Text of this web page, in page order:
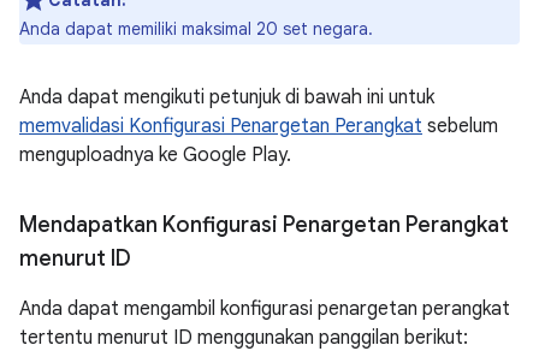
Anda dapat memiliki maksimal 20 set negara.
Anda dapat mengikuti petunjuk di bawah ini untuk
memvalidasi Konfigurasi Penargetan Perangkat sebelum
menguploadnya ke Google Play.
Mendapatkan Konfigurasi Penargetan Perangkat
menurut ID
Anda dapat mengambil konfigurasi penargetan perangkat
tertentu menurut ID menggunakan panggilan berikut: